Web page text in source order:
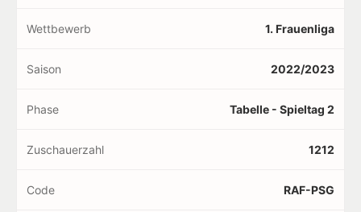
Wettbewerb 1. Frauenliga
Saison 2022/2023
Phase Tabelle - Spieltag 2
Zuschauerzahl 1212
Code RAF-PSG